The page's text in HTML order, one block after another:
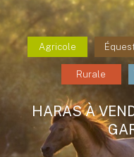
Agricole
Rurale
HARAS À